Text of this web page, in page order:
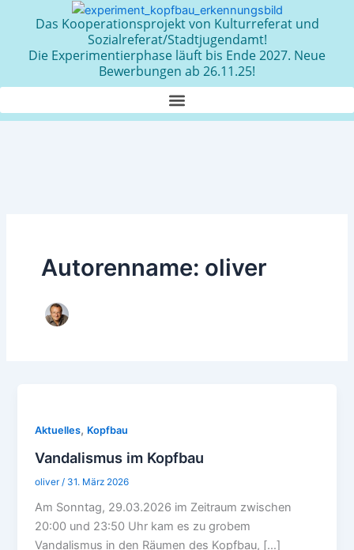
Das Kooperationsprojekt von Kulturreferat und
Sozialreferat/Stadtjugendamt!
Die Experimentierphase läuft bis Ende 2027. Neue
Bewerbungen ab 26.11.25!
Autorenname: oliver
Aktuelles, Kopfbau
Vandalismus im Kopfbau
oliver / 31. März 2026
Am Sonntag, 29.03.2026 im Zeitraum zwischen
20:00 und 23:50 Uhr kam es zu grobem
Vandalismus in den Räumen des Kopfbau, […]